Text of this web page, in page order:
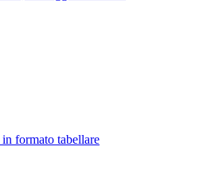
formato tabellare